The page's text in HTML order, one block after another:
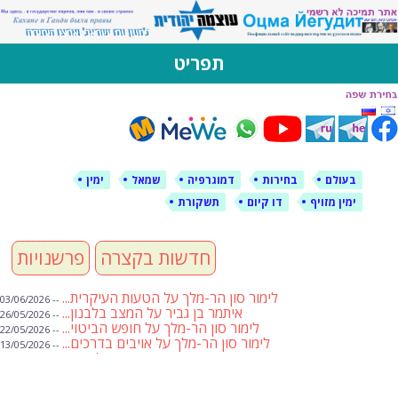
לימין עוצמה יהודית
אתר תמיכה ברוסית ובעברית
תפריט
דילוג
לתוכן
בעולם בחירות דמוגרפיה שמאל
ימין
ימין מזויף
דו קיום תשקורת
פרשנויות חדשות בקצרה
לימור סון הר-מלך על הטעות העיקרית... -- 03/06/2026
איתמר בן גביר על המצב בלבנון... -- 26/05/2026
לימור סון הר-מלך על חופש הביטוי... -- 22/05/2026
לימור סון הר-מלך על אויבים בדרכים... -- 13/05/2026
שבועת אמונים לדעאש